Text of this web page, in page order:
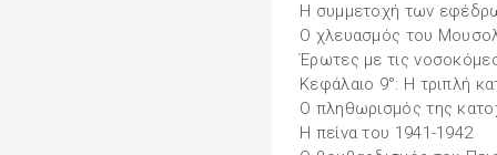
Η συμμετοχή των
Ο χλευασμός του
Έρωτες με τις
Κεφάλαιο 9°: Η τριπλή
Ο πληθωρισμός της
Η πείνα του 1941-1942